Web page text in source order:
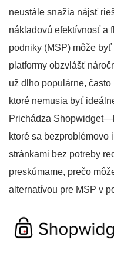
neustále snažia nájsť
nákladovú efektívnosť a
podniky (MSP) môže
platformy obzvlášť
už dlho populárne,
ktoré nemusia byť
Prichádza
ktoré sa bezproblémovo
stránkami bez potreby
preskúmame, prečo
alternatívou pre MSP v